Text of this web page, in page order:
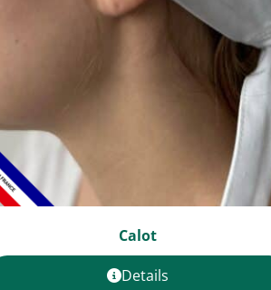
Calot
Details